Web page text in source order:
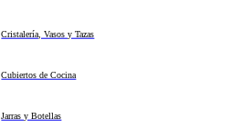
Cristalería, Vasos y Tazas
Cubiertos de Cocina
Jarras y Botellas